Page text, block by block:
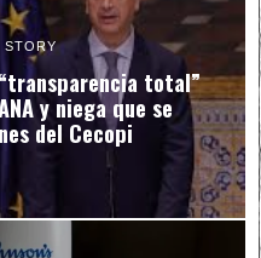
STORY
total”
y niega que se
del Cecopi